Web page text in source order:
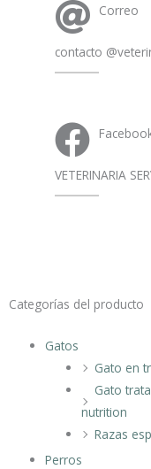
Correo
contacto
VETERINARIA
Categorías del producto
Gatos
Gato en
Gato
nutrition
Razas
Perros